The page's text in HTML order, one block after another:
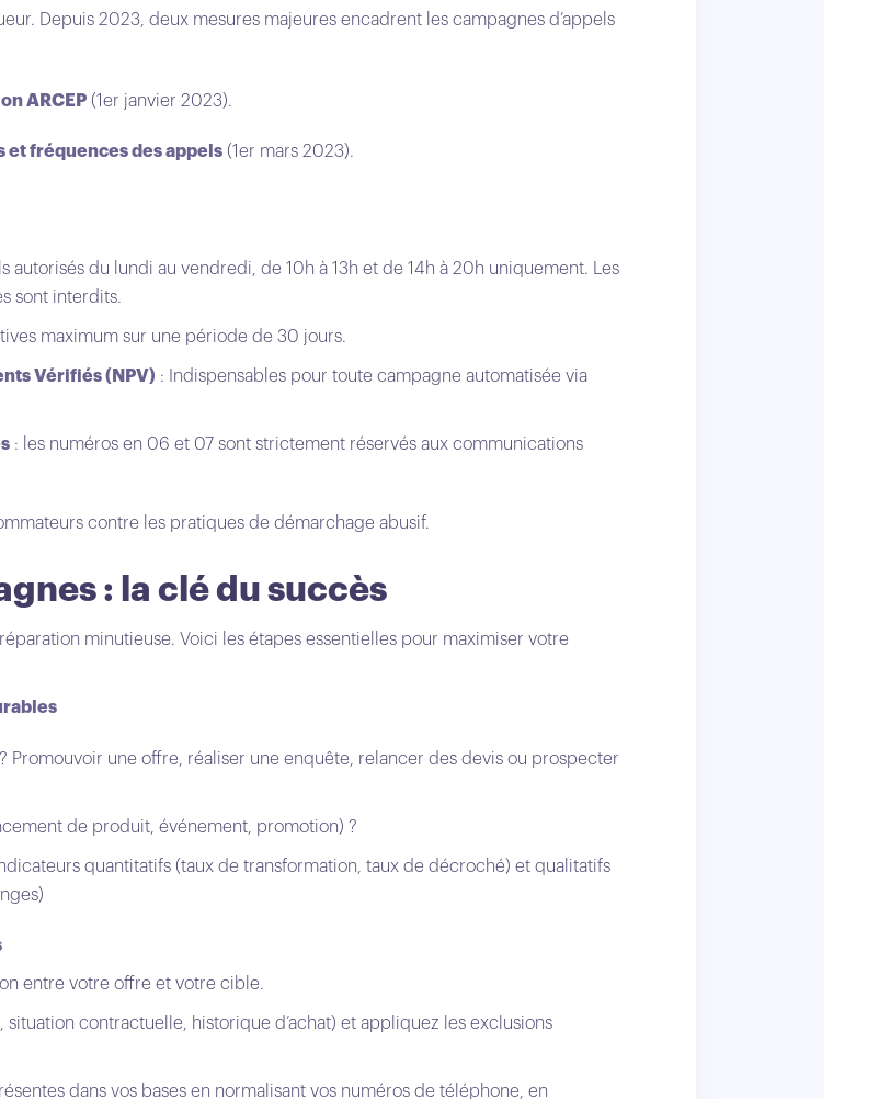
Depuis 2023, deux mesures majeures encadrent les campagnes d’appels
ARCEP (1er janvier 2023).
et fréquences des appels (1er mars 2023).
autorisés du lundi au vendredi, de 10h à 13h et de 14h à 20h uniquement. Les
sont interdits.
maximum sur une période de 30 jours.
Vérifiés (NPV) : Indispensables pour toute campagne automatisée via
: les numéros en 06 et 07 sont strictement réservés aux communications
contre les pratiques de démarchage abusif.
: la clé du succès
minutieuse. Voici les étapes essentielles pour maximiser votre
Promouvoir une offre, réaliser une enquête, relancer des devis ou prospecter
de produit, événement, promotion) ?
quantitatifs (taux de transformation, taux de décroché) et qualitatifs
entre votre offre et votre cible.
situation contractuelle, historique d’achat) et appliquez les exclusions
dans vos bases en normalisant vos numéros de téléphone, en